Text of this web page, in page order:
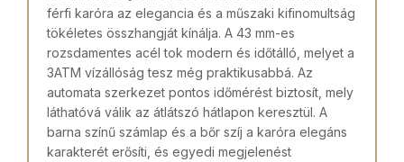
férfi karóra az elegancia és a műszaki kifinomultság
tökéletes összhangját kínálja. A 43 mm-es
rozsdamentes acél tok modern és időtálló, melyet a
3ATM vízállóság tesz még praktikusabbá. Az
automata szerkezet pontos időmérést biztosít, mely
láthatóvá válik az átlátszó hátlapon keresztül. A
barna színű számlap és a bőr szíj a karóra elegáns
karakterét erősíti, és egyedi megjelenést